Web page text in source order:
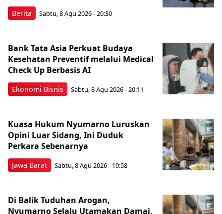
Berita Sabtu, 8 Agu 2026 - 20:30
Ekonomi Bisnis
Bank Tata Asia Perkuat Budaya
Kesehatan Preventif melalui Medical
Check Up Berbasis AI
Sabtu, 8 Agu 2026 - 20:11
Jawa Barat
Kuasa Hukum Nyumarno Luruskan
Opini Luar Sidang, Ini Duduk
Perkara Sebenarnya ​
Sabtu, 8 Agu 2026 - 19:58
Di Balik Tuduhan Arogan,
Nyumarno Selalu Utamakan Damai,